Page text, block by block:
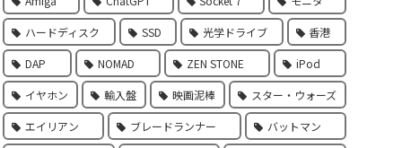
ハードディスク SSD 光学ドライブ 香港
DAP NOMAD ZEN STONE iPod
イヤホン 輸入盤 映画泥棒 スター・ウォーズ
エイリアン ブレードランナー バットマン